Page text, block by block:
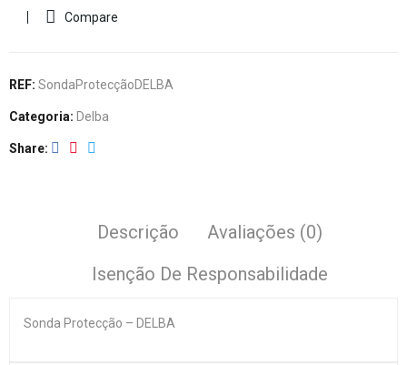
Compare
REF: SondaProtecçãoDELBA
Categoria: Delba
Share
Descrição
Avaliações (0)
Isenção De Responsabilidade
Sonda Protecção – DELBA